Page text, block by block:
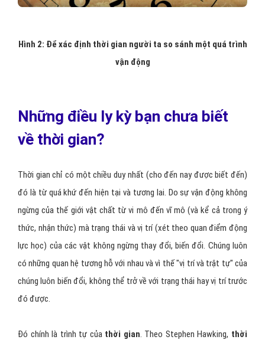
Hình 2: Để xác định thời gian người ta so sánh một quá trình
vận động
Những điều ly kỳ bạn chưa biết
về thời gian?
Thời gian chỉ có một chiều duy nhất (cho đến nay được biết đến)
đó là từ quá khứ đến hiện tại và tương lai. Do sự vận động không
ngừng của thế giới vật chất từ vi mô đến vĩ mô (và kể cả trong ý
thức, nhận thức) mà trạng thái và vị trí (xét theo quan điểm động
lực học) của các vật không ngừng thay đổi, biến đổi. Chúng luôn
có những quan hệ tương hỗ với nhau và vì thế "vị trí và trật tự" của
chúng luôn biến đổi, không thể trở về với trạng thái hay vị trí trước
đó được.
Đó chính là trình tự của thời gian. Theo Stephen Hawking, thời